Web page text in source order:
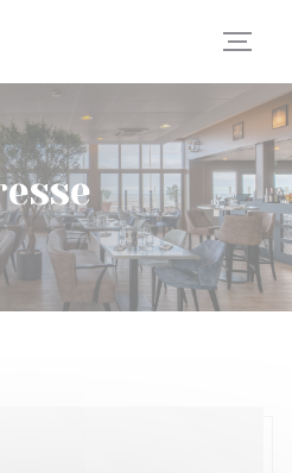
matière de cookies